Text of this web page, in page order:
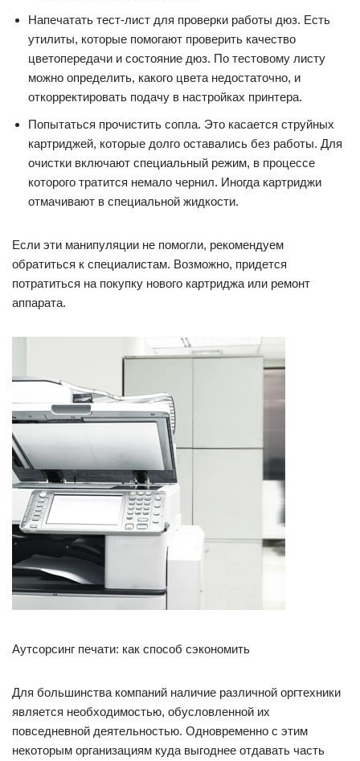
Напечатать тест-лист для проверки работы дюз. Есть
утилиты, которые помогают проверить качество
цветопередачи и состояние дюз. По тестовому листу
можно определить, какого цвета недостаточно, и
откорректировать подачу в настройках принтера.
Попытаться прочистить сопла. Это касается струйных
картриджей, которые долго оставались без работы. Для
очистки включают специальный режим, в процессе
которого тратится немало чернил. Иногда картриджи
отмачивают в специальной жидкости.
Если эти манипуляции не помогли, рекомендуем
обратиться к специалистам. Возможно, придется
потратиться на покупку нового картриджа или ремонт
аппарата.
Аутсорсинг печати: как способ сэкономить
Для большинства компаний наличие различной оргтехники
является необходимостью, обусловленной их
повседневной деятельностью. Одновременно с этим
некоторым организациям куда выгоднее отдавать часть